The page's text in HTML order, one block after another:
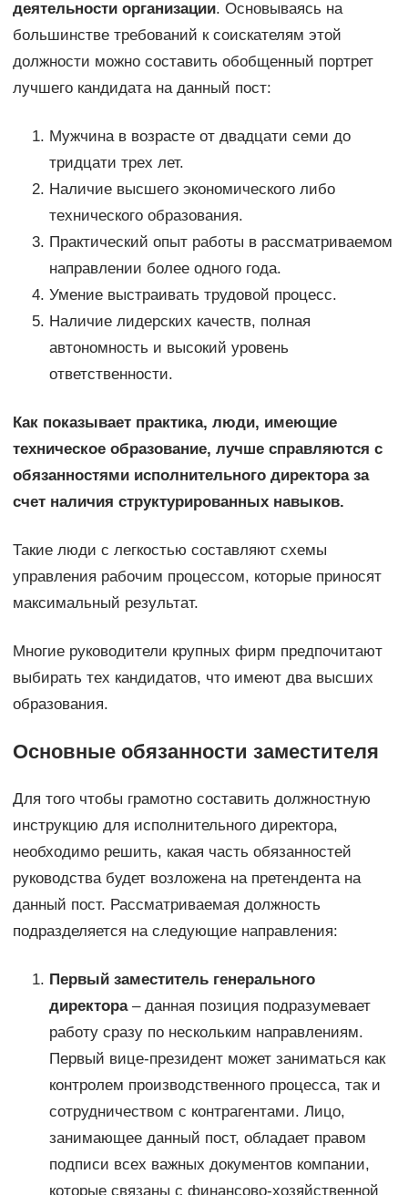
деятельности организации. Основываясь на
большинстве требований к соискателям этой
должности можно составить обобщенный портрет
лучшего кандидата на данный пост:
Мужчина в возрасте от двадцати семи до
тридцати трех лет.
Наличие высшего экономического либо
технического образования.
Практический опыт работы в рассматриваемом
направлении более одного года.
Умение выстраивать трудовой процесс.
Наличие лидерских качеств, полная
автономность и высокий уровень
ответственности.
Как показывает практика, люди, имеющие
техническое образование, лучше справляются с
обязанностями исполнительного директора за
счет наличия структурированных навыков.
Такие люди с легкостью составляют схемы
управления рабочим процессом, которые приносят
максимальный результат.
Многие руководители крупных фирм предпочитают
выбирать тех кандидатов, что имеют два высших
образования.
Основные обязанности заместителя
Для того чтобы грамотно составить должностную
инструкцию для исполнительного директора,
необходимо решить, какая часть обязанностей
руководства будет возложена на претендента на
данный пост. Рассматриваемая должность
подразделяется на следующие направления:
Первый заместитель генерального
директора– данная позиция подразумевает
работу сразу по нескольким направлениям.
Первый вице-президент может заниматься как
контролем производственного процесса, так и
сотрудничеством с контрагентами. Лицо,
занимающее данный пост, обладает правом
подписи всех важных документов компании,
которые связаны с финансово-хозяйственной